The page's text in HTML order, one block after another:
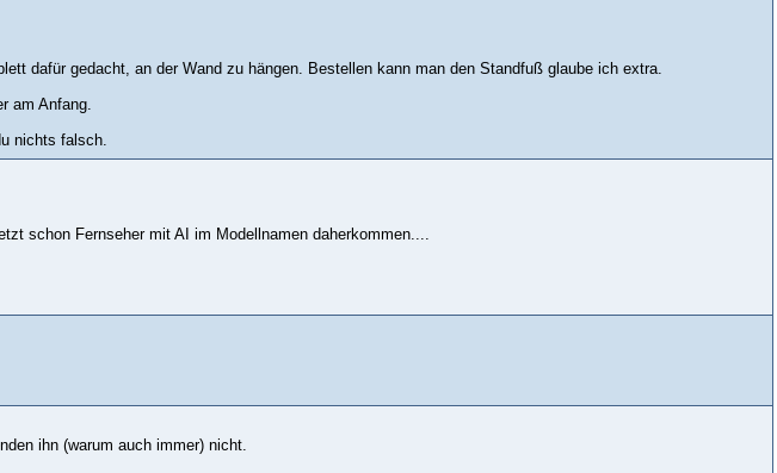
dafür gedacht, an der Wand zu hängen. Bestellen kann man den Standfuß glaube ich extra.
am Anfang.
nichts falsch.
schon Fernseher mit AI im Modellnamen daherkommen....
ihn (warum auch immer) nicht.